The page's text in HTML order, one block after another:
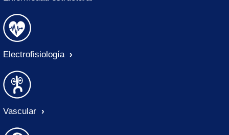
Electrofisiología
Vascular